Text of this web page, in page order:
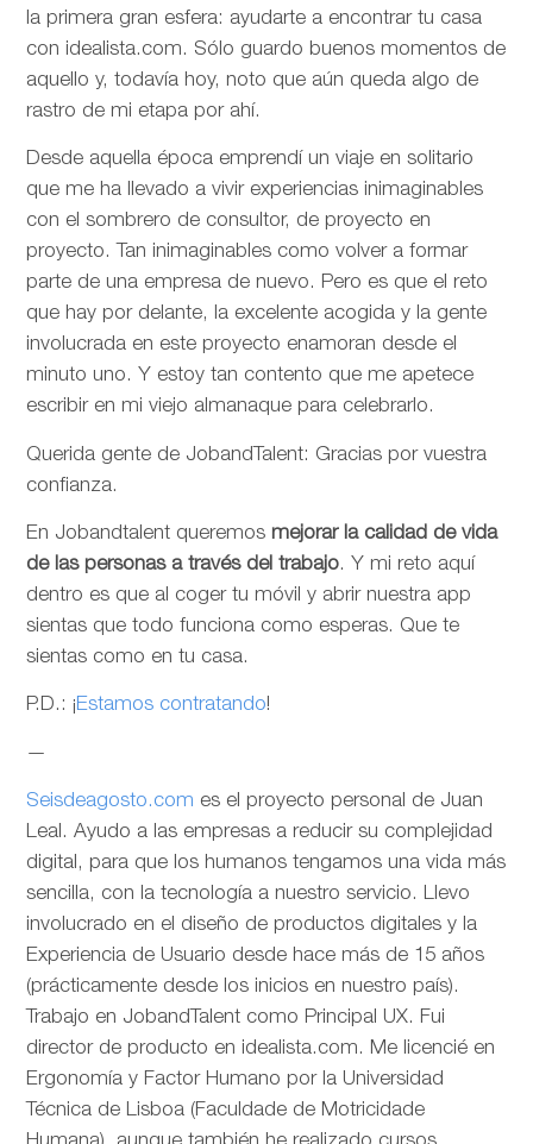
la primera gran esfera: ayudarte a encontrar tu casa
con idealista.com. Sólo guardo buenos momentos de
aquello y, todavía hoy, noto que aún queda algo de
rastro de mi etapa por ahí.
Desde aquella época emprendí un viaje en solitario
que me ha llevado a vivir experiencias inimaginables
con el sombrero de consultor, de proyecto en
proyecto. Tan inimaginables como volver a formar
parte de una empresa de nuevo. Pero es que el reto
que hay por delante, la excelente acogida y la gente
involucrada en este proyecto enamoran desde el
minuto uno. Y estoy tan contento que me apetece
escribir en mi viejo almanaque para celebrarlo.
Querida gente de JobandTalent: Gracias por vuestra
confianza.
En Jobandtalent queremos mejorar la calidad de vida
de las personas a través del trabajo. Y mi reto aquí
dentro es que al coger tu móvil y abrir nuestra app
sientas que todo funciona como esperas. Que te
sientas como en tu casa.
P.D.: ¡Estamos contratando!
—
Seisdeagosto.com es el proyecto personal de Juan
Leal. Ayudo a las empresas a reducir su complejidad
digital, para que los humanos tengamos una vida más
sencilla, con la tecnología a nuestro servicio. Llevo
involucrado en el diseño de productos digitales y la
Experiencia de Usuario desde hace más de 15 años
(prácticamente desde los inicios en nuestro país).
Trabajo en JobandTalent como Principal UX. Fui
director de producto en idealista.com. Me licencié en
Ergonomía y Factor Humano por la Universidad
Técnica de Lisboa (Faculdade de Motricidade